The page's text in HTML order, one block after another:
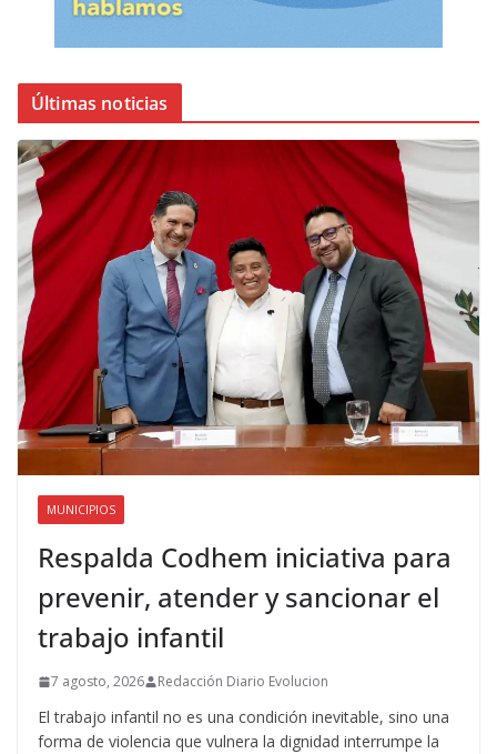
Últimas noticias
MUNICIPIOS
Respalda Codhem iniciativa para
prevenir, atender y sancionar el
trabajo infantil
7 agosto, 2026 Redacción Diario Evolucion
El trabajo infantil no es una condición inevitable, sino una
forma de violencia que vulnera la dignidad interrumpe la